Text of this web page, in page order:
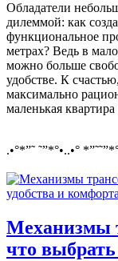
Обладатели
дилеммой: как
функциональное
метрах? Ведь в
можно больше
удобстве. К
максимально
маленькая
.•°*”˜ ˜”*°•..•°
Механизмы
что